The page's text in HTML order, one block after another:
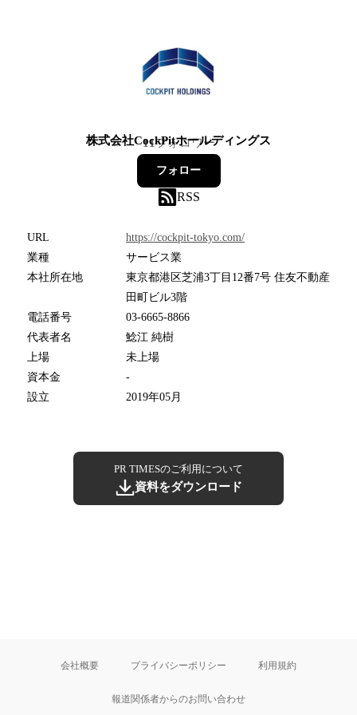
株式会社CockPitホールディングス
11フォロワー
フォロー
RSS
URL
https://cockpit-tokyo.com/
業種
サービス業
本社所在地
東京都港区芝浦3丁目12番7号 住友不動産
田町ビル3階
電話番号
03-6665-8866
代表者名
鯰江 純樹
上場
未上場
資本金
-
設立
2019年05月
PR TIMESのご利用について
資料をダウンロード
会社概要 プライバシーポリシー 利用規約
報道関係者からのお問い合わせ